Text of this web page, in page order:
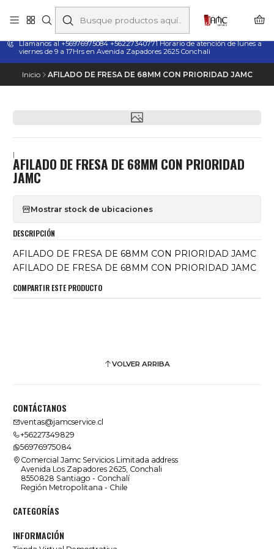
Taladros Magnéticos en Chile | Venta, Arriendo y Servicio
Técnico
Llamanos al +56976975084 +56227340771 Horario de atención de lunes a
viernes de 9 a 17Hrs en Avenida Zapadores 2625 Conchali
Inicio AFILADO DE FRESA DE 68MM CON PRIORIDAD JAMC
|
AFILADO DE FRESA DE 68MM CON PRIORIDAD
JAMC
Mostrar stock de ubicaciones
DESCRIPCIÓN
AFILADO DE FRESA DE 68MM CON PRIORIDAD JAMC
AFILADO DE FRESA DE 68MM CON PRIORIDAD JAMC
COMPARTIR ESTE PRODUCTO
VOLVER ARRIBA
CONTÁCTANOS
ventas@jamcservice.cl
+56227349829
56976975084
Comercial Jamc Servicios Limitada address
Avenida Los Zapadores 2625, Conchali
8550828 Santiago - Conchalí
Región Metropolitana - Chile
CATEGORÍAS
INFORMACIÓN